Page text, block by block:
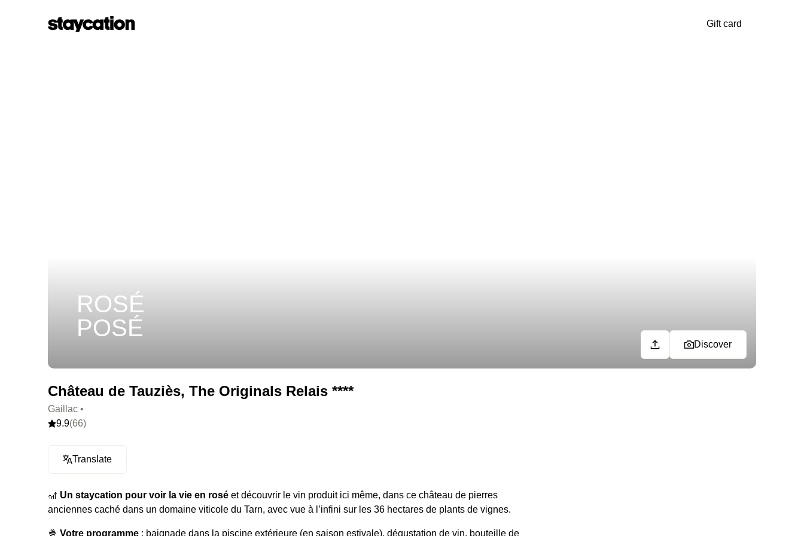
Gift card
ROSÉ
POSÉ
Discover
Château de Tauziès, The Originals Relais ****
Gaillac •
9.9(66)
Translate
🎢 Un staycation pour voir la vie en rosé et découvrir le vin produit ici même, dans ce château de pierres
anciennes caché dans un domaine viticole du Tarn, avec vue à l’infini sur les 36 hectares de plants de vignes.
🍿 Votre programme : baignade dans la piscine extérieure (en saison estivale), dégustation de vin, bouteille de